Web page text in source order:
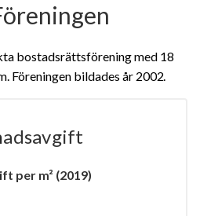
bostadsrättsförening med 18
Föreningen bildades år 2002
per m² (2019)